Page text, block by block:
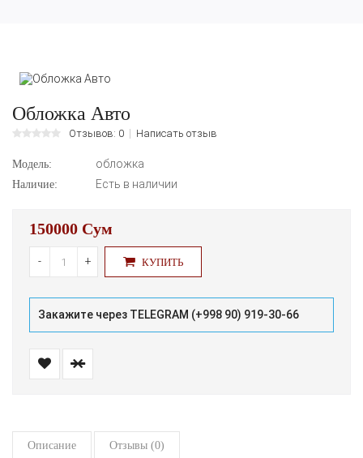
Обложка Авто
Отзывов: 0 Написать отзыв
Модель: обложка
Наличие: Есть в наличии
150000 Сум
- + КУПИТЬ
Закажите через TELEGRAM (+998 90) 919-30-66
Описание Отзывы (0)